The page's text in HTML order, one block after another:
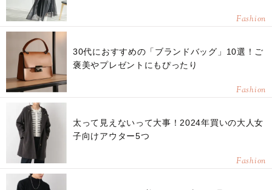
Fashion
30代におすすめの「ブランドバッグ」10選！ご
褒美やプレゼントにもぴったり
Fashion
太って見えないって大事！2024年買いの大人女
子向けアウター5つ
Fashion